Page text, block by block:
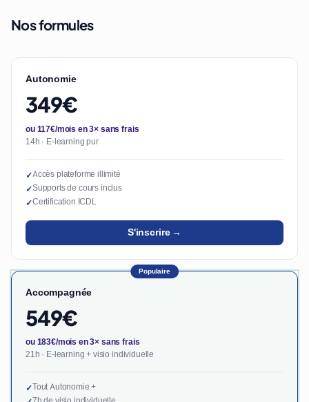
Nos formules
Autonomie
349€
ou 117€/mois en 3× sans frais
14h · E-learning pur
✓Accès plateforme illimité
✓Supports de cours inclus
✓Certification ICDL
S'inscrire →
Populaire
Accompagnée
549€
ou 183€/mois en 3× sans frais
21h · E-learning + visio individuelle
✓Tout Autonomie +